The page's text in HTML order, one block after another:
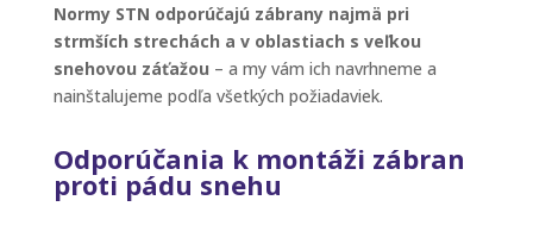
Normy STN odporúčajú zábrany najmä pri
strmších strechách a v oblastiach s veľkou
snehovou záťažou – a my vám ich navrhneme a
nainštalujeme podľa všetkých požiadaviek.
Odporúčania k montáži zábran
proti pádu snehu